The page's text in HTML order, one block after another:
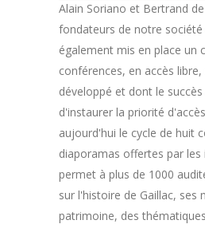
Alain Soriano et Bertrand de
fondateurs de notre
également mis en place un
conférences, en accès
développé et dont le
d'instaurer la priorité
aujourd'hui le cycle de huit
diaporamas offertes par les
permet à plus de 1000
sur l'histoire de Gaillac, ses
patrimoine, des